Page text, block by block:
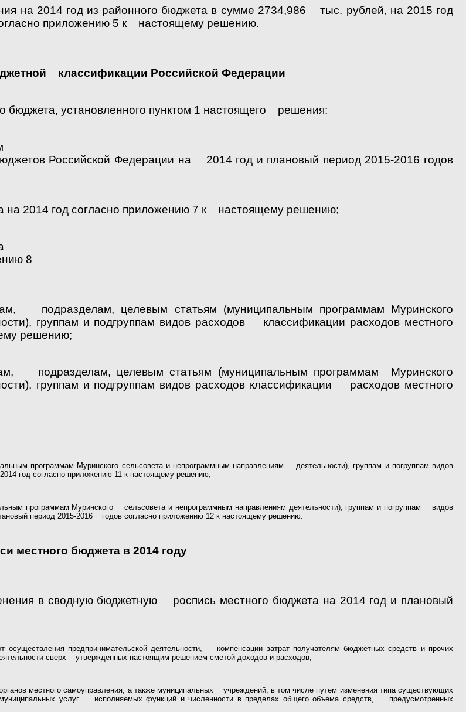
на 2014 год из районного бюджета в сумме 2734,986 тыс. рублей, на 2015 год
приложению 5 к настоящему решению.
классификации Российской Федерации
установленного пунктом 1 настоящего решения:
Российской Федерации на 2014 год и плановый период 2015-2016 годов
на 2014 год согласно приложению 7 к настоящему решению;
8
подразделам, целевым статьям (муниципальным программам Муринского
группам и подгруппам видов расходов классификации расходов местного
решению;
подразделам, целевым статьям (муниципальным программам Муринского
группам и подгруппам видов расходов классификации расходов местного
программам Муринского сельсовета и непрограммным направлениям деятельности), группам и погруппам видов
год согласно приложению 11 к настоящему решению;
программам Муринского сельсовета и непрограммным направлениям деятельности), группам и погруппам видов
период 2015-2016 годов согласно приложению 12 к настоящему решению.
местного бюджета в 2014 году
в сводную бюджетную роспись местного бюджета на 2014 год и плановый
предпринимательской деятельности, компенсации затрат получателям бюджетных средств и прочих
сверх утвержденных настоящим решением сметой доходов и расходов;
местного самоуправления, а также муниципальных учреждений, в том числе путем изменения типа существующих
услуг исполняемых функций и численности в пределах общего объема средств, предусмотренных